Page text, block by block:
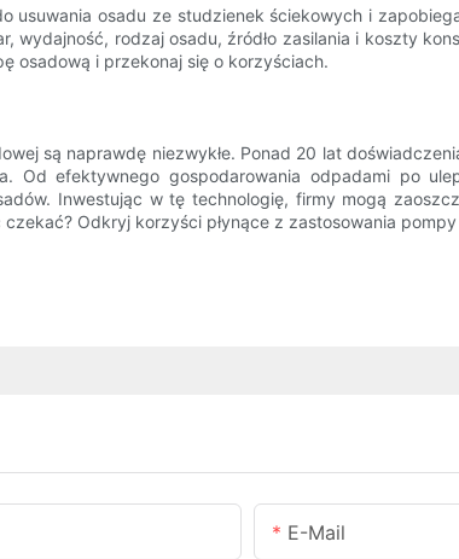
usuwania osadu ze studzienek ściekowych i
rodzaj osadu, źródło zasilania i koszty
osadową i przekonaj się o korzyściach.
są naprawdę niezwykłe. Ponad 20 lat
Od efektywnego gospodarowania odpadami po
Inwestując w tę technologię, firmy mogą
Odkryj korzyści płynące z zastosowania
E-Mail